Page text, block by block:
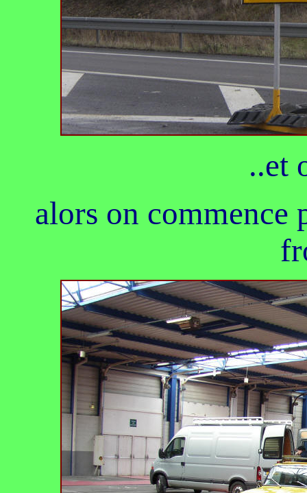
..et
alors on commence